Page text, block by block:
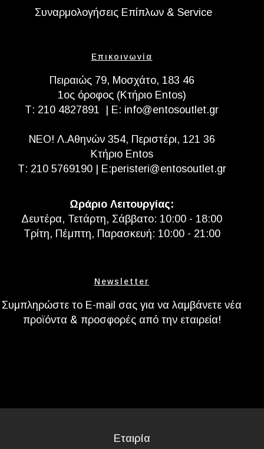
Συναρμολογήσεις Επίπλων & Service
Επικοινωνία
Πειραιώς 79, Μοσχάτο, 183 46
1ος όροφος (Κτήριο Entos)
Τ: 210 4827891 | E: info@entosoutlet.gr
NEO! Λ.Αθηνών 354, Περιστέρι, 121 36
Κτήριο Entos
Τ: 210 5769190| E:peristeri@entosoutlet.gr
Ωράριο Λειτουργίας:
Δευτέρα, Τετάρτη, Σάββατο: 10:00 - 18:00
Τρίτη, Πέμπτη, Παρασκευή: 10:00 - 21:00
Newsletter
Συμπληρώστε το E-mail σας για να λαμβάνετε νέα
προϊόντα & προσφορές από την εταιρεία!
Εταιρία